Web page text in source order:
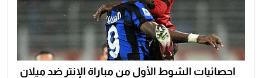
احصائيات الشوط الأول من مباراة الإنتر ضد ميلان